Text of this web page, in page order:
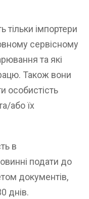
тільки імпортери
сервісному
та які
Також вони
особистість
або їх
в
подати до
документів,
днів.